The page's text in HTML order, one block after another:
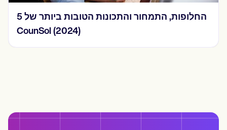
5 החלופות, התמחור והתכונות הטובות ביותר של
CounSol (2024)